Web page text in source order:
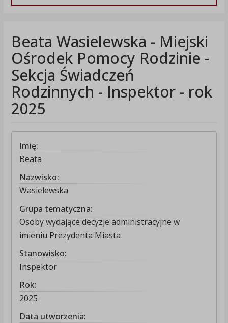
Beata Wasielewska - Miejski
Ośrodek Pomocy Rodzinie -
Sekcja Świadczeń
Rodzinnych - Inspektor - rok
2025
Imię:
Beata
Nazwisko:
Wasielewska
Grupa tematyczna:
Osoby wydające decyzje administracyjne w
imieniu Prezydenta Miasta
Stanowisko:
Inspektor
Rok:
2025
Data utworzenia: